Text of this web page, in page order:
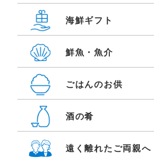
海鮮ギフト
鮮魚・魚介
ごはんのお供
酒の肴
遠く離れたご両親へ